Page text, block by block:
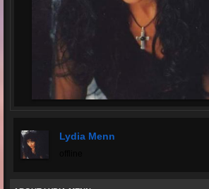
Lydia Menn